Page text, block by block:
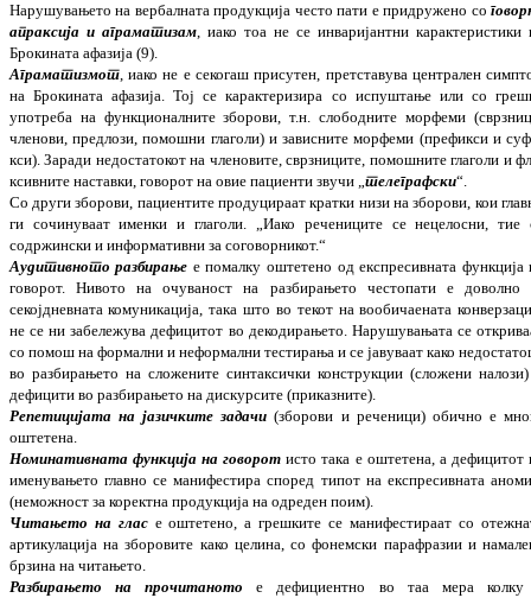
Нарушувањето на вербалната продукција често пати е придружено со
апра­к­сија и аграматизам, иако тоа не се инва­ри­ја­н­т­ни карактеристики
Брокината афазија (9).
Аграматизмот, иако не е секогаш присутен, прет­ставува централен
на Бро­ки­ната афазија. Тој се карактеризира со испу­ш­тање или со
употреба на функци­о­нал­ните зборови, т.н. слободните морфеми
членови, предлози, помошни гла­голи) и зависните морфеми (префикси и
кси). Заради недостатокот на члено­вите, сврзниците, помошните глаголи и
к­­сивните наставки, говорот на овие паци­е­нти звучи „телеграфски“.
Со други зборови, пациентите продуцираат кратки низи на зборови, кои
ги сочи­ну­ваат именки и глаголи. „Иако речениците се нецелосни, тие
содржински и инфор­ма­тивни за соговорникот.“
Аудитивното разбирање е помалку оште­тено од експресивната функција
гово­рот. Нивото на очуваност на разби­рањето често­пати е доволно
секојдневната комуни­ка­ција, така што во текот на вообичаената
не се ни забележува дефицитот во деко­дирањето. Нарушувањата се
со помош на формални и неформални тести­рања и се јавуваат како
во разби­рањето на сложените синтаксички кон­ст­рукции (сложени
дефицити во разбирањето на дискурсите (приказните).
Репетицијата на јазичките задачи (збо­рови и реченици) обично е
оштетена.
Номинативната функција на говорот исто така е оштетена, а дефицитот
имену­ва­њето главно се манифестира според типот на експресивната
(неможност за коре­­к­тна продукција на одреден поим).
Читањето на гласе оштетено, а грешките се манифестираат со
артикулација на зборовите како целина, со фонемски пара­фра­зии и
брзина на читањето.
Раз­бирањето на прочитаното е дефи­цие­н­тно во таа мера